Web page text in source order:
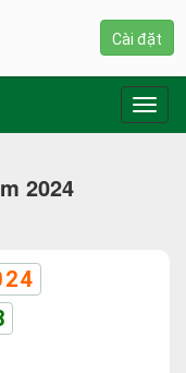
2024
Cài đặt